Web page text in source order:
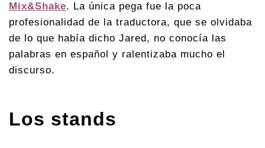
Mix&Shake. La única pega fue la poca
profesionalidad de la traductora, que se olvidaba
de lo que había dicho Jared, no conocía las
palabras en español y ralentizaba mucho el
discurso.
Los stands